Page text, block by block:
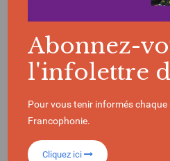
États et
Abonnez-
l'infolettre
Pour vous tenir informés chaque
Francophonie.
Cliquez ici